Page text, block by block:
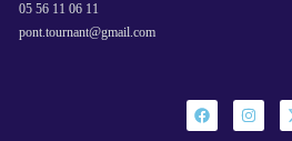
05 56 11 06 11
pont.tournant@gmail.com